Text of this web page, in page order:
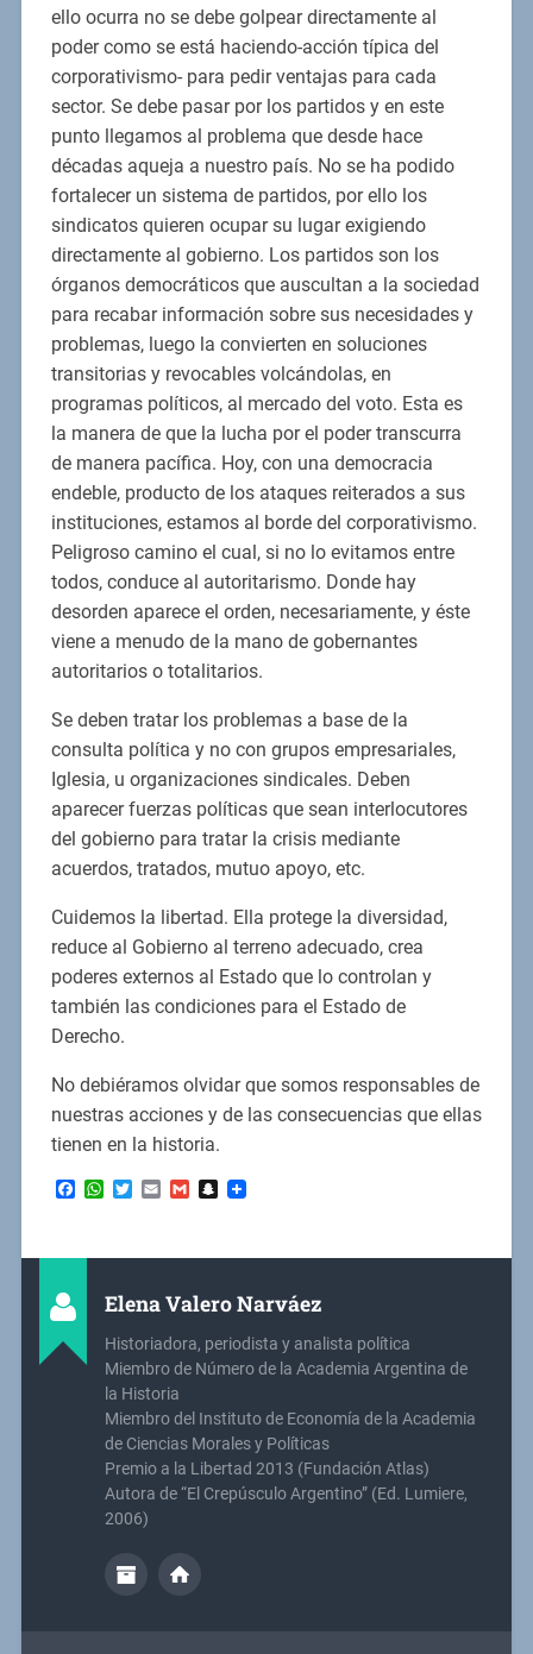
ello ocurra no se debe golpear directamente al
poder como se está haciendo-acción típica del
corporativismo- para pedir ventajas para cada
sector. Se debe pasar por los partidos y en este
punto llegamos al problema que desde hace
décadas aqueja a nuestro país. No se ha podido
fortalecer un sistema de partidos, por ello los
sindicatos quieren ocupar su lugar exigiendo
directamente al gobierno. Los partidos son los
órganos democráticos que auscultan a la sociedad
para recabar información sobre sus necesidades y
problemas, luego la convierten en soluciones
transitorias y revocables volcándolas, en
programas políticos, al mercado del voto. Esta es
la manera de que la lucha por el poder transcurra
de manera pacífica. Hoy, con una democracia
endeble, producto de los ataques reiterados a sus
instituciones, estamos al borde del corporativismo.
Peligroso camino el cual, si no lo evitamos entre
todos, conduce al autoritarismo. Donde hay
desorden aparece el orden, necesariamente, y éste
viene a menudo de la mano de gobernantes
autoritarios o totalitarios.
Se deben tratar los problemas a base de la
consulta política y no con grupos empresariales,
Iglesia, u organizaciones sindicales. Deben
aparecer fuerzas políticas que sean interlocutores
del gobierno para tratar la crisis mediante
acuerdos, tratados, mutuo apoyo, etc.
Cuidemos la libertad. Ella protege la diversidad,
reduce al Gobierno al terreno adecuado, crea
poderes externos al Estado que lo controlan y
también las condiciones para el Estado de
Derecho.
No debiéramos olvidar que somos responsables de
nuestras acciones y de las consecuencias que ellas
tienen en la historia.
Facebook
WhatsApp
Twitter
EmailGmailSnapchat
Elena Valero Narváez
Historiadora, periodista y analista política
Miembro de Número de la Academia Argentina de
la Historia
Miembro del Instituto de Economía de la Academia
de Ciencias Morales y Políticas
Premio a la Libertad 2013 (Fundación Atlas)
Autora de “El Crepúsculo Argentino” (Ed. Lumiere,
2006)